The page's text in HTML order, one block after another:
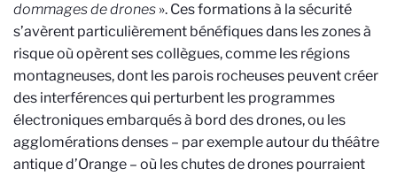
dommages de drones ». Ces formations à la sécurité
s’avèrent particulièrement bénéfiques dans les zones à
risque où opèrent ses collègues, comme les régions
montagneuses, dont les parois rocheuses peuvent créer
des interférences qui perturbent les programmes
électroniques embarqués à bord des drones, ou les
agglomérations denses – par exemple autour du théâtre
antique d’Orange – où les chutes de drones pourraient